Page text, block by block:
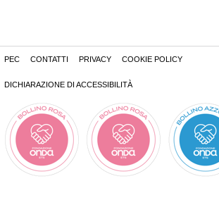
PEC CONTATTI PRIVACY COOKIE POLICY
DICHIARAZIONE DI ACCESSIBILITÀ